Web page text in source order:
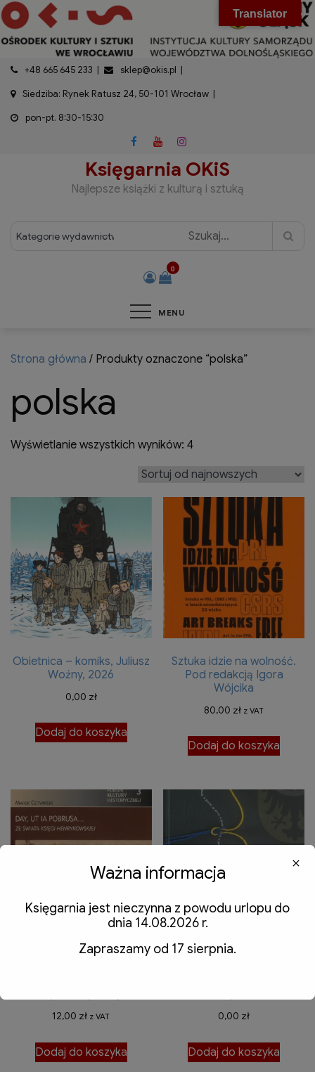
treści
Skip
to
content
+48 665 645 233
sklep@okis.pl
Siedziba: Rynek Ratusz 24, 50-101 Wrocław
pon-pt. 8:30-15:30
Księgarnia OKiS
Najlepsze książki z kulturą i sztuką
0
MENU
Strona główna / Produkty oznaczone “polska”
polska
Wyświetlanie wszystkich wyników: 4Posortowane
najnowszych
Obietnica – komiks, Juliusz
Woźny, 2026
0,00 zł
Dodaj do koszyka
Sztuka idzie na wolność.
Pod redakcją Igora
Wójcika
80,00 zł z VAT
Dodaj do koszyka
DAY, UT IA POBRUSA… Ze
12,00 zł z VAT
Dodaj do koszyka
Wyzwania i uwarunkowania
0,00 zł
Dodaj do koszyka
Translator
Ważna informacja
Księgarnia jest nieczynna z powodu urlopu do
dnia 14.08.2026 r.
Zapraszamy od 17 sierpnia.